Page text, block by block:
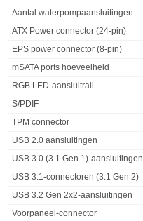
Aantal waterpompaansluitingen
ATX Power connector (24-pin)
EPS power connector (8-pin)
mSATA ports hoeveelheid
RGB LED-aansluitrail
S/PDIF
TPM connector
USB 2.0 aansluitingen
USB 3.0 (3.1 Gen 1)-aansluitingen
USB 3.1-connectoren (3.1 Gen 2)
USB 3.2 Gen 2x2-aansluitingen
Voorpaneel-connector